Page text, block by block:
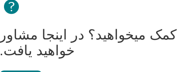
کمک میخواهید؟ در اینجا مشاور
خواهید یافت.